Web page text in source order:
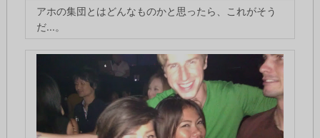
アホの集団とはどんなものかと思ったら、これがそう
だ...。